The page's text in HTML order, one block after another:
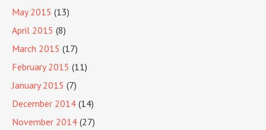
May 2015 (13)
April 2015 (8)
March 2015 (17)
February 2015 (11)
January 2015 (7)
December 2014 (14)
November 2014 (27)